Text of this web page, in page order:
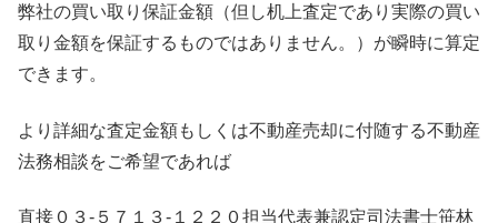
弊社の買い取り保証金額（但し机上査定であり実際の買い
取り金額を保証するものではありません。）が瞬時に算定
できます。
より詳細な査定金額もしくは不動産売却に付随する不動産
法務相談をご希望であれば
直接０３-５７１３-１２２０担当代表兼認定司法書士笹林